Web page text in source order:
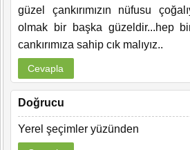
güzel çankırımızın nüfusu
olmak bir başka güzeldir...hep
cankırımıza sahip cık malıyız..
Cevapla
Doğrucu
Yerel şeçimler yüzünden